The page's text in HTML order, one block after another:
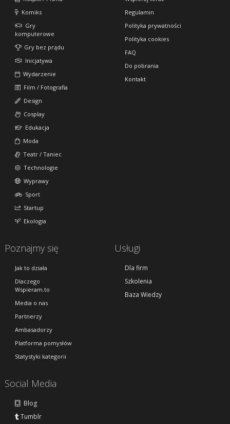
Komiks
Gry
komputerowe
Gry bez prądu
Inicjatywa
Wydarzenie
Film / Fotografia
Design
Cosplay
Edukacja
Moda
Teatr / Taniec
Technologie
Wyprawy
Sport
Startup
Ekologia
Regulamin
Polityka prywatności
Polityka cookies
FAQ
Do pobrania
Kontakt
Poznajmy się
Jak to działa
Dlaczego
Wspieram.to
Media o nas
Partnerzy
Ambasadorzy
Platforma pomysłów
Statystyki kategorii
Usługi
Dla firm
Szkolenia
Baza Wiedzy
Social Media
Blog
Tumblr